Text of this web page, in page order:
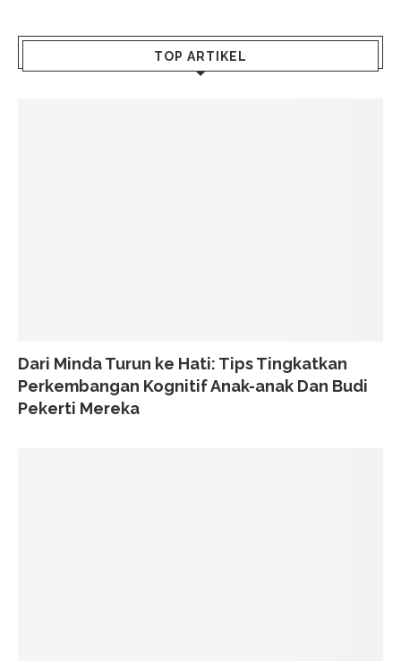
TOP ARTIKEL
Dari Minda Turun ke Hati: Tips Tingkatkan
Perkembangan Kognitif Anak-anak Dan Budi
Pekerti Mereka